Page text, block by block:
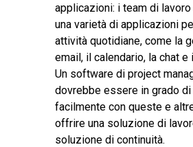
applicazioni: i team di
una varietà di applicazioni
attività quotidiane, come la
email, il calendario, la chat e
Un software di project
dovrebbe essere in grado
facilmente con queste e
offrire una soluzione di
soluzione di continuità.